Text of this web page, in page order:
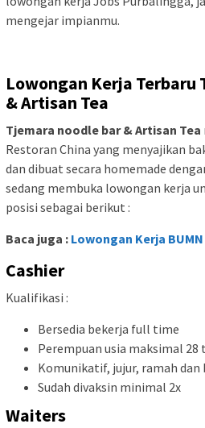
mengejar impianmu.
Lowongan Kerja Terbaru
& Artisan Tea
Tjemara noodle bar & Artisan Tea
Restoran China yang menyajikan
dan dibuat secara homemade
sedang membuka lowongan kerja
posisi sebagai berikut :
Baca juga : Lowongan Kerja BUMN
Cashier
Kualifikasi :
Bersedia bekerja full time
Perempuan usia maksimal 28
Komunikatif, jujur, ramah
Sudah divaksin minimal 2x
Waiters